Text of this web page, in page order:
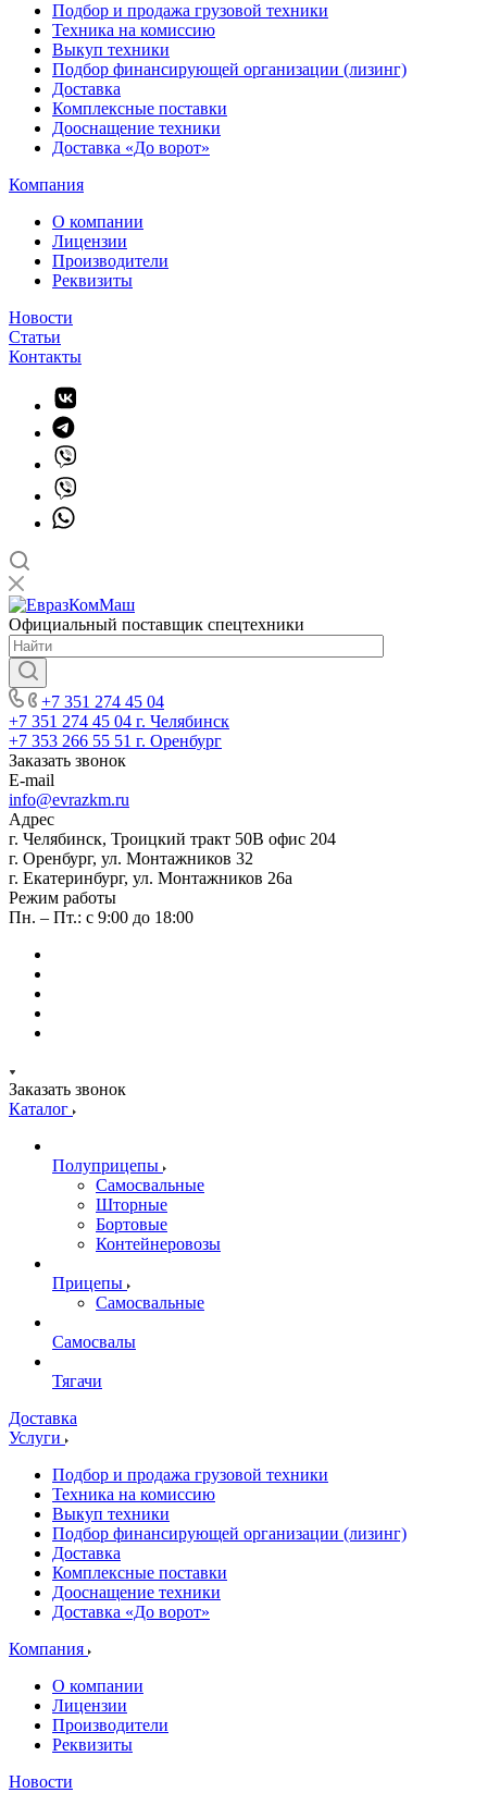
Подбор и продажа грузовой техники
Техника на комиссию
Выкуп техники
Подбор финансирующей организации (лизинг)
Доставка
Комплексные поставки
Дооснащение техники
Доставка «До ворот»
Компания
О компании
Лицензии
Производители
Реквизиты
Новости
Статьи
Контакты
Официальный поставщик спецтехники
+7 351 274 45 04
+7 351 274 45 04 г. Челябинск
+7 353 266 55 51 г. Оренбург
Заказать звонок
E-mail
info@evrazkm.ru
Адрес
г. Челябинск, Троицкий тракт 50В офис 204
г. Оренбург, ул. Монтажников 32
г. Екатеринбург, ул. Монтажников 26а
Режим работы
Пн. – Пт.: с 9:00 до 18:00
Заказать звонок
Каталог
Полуприцепы
Самосвальные
Шторные
Бортовые
Контейнеровозы
Прицепы
Самосвальные
Самосвалы
Тягачи
Доставка
Услуги
Подбор и продажа грузовой техники
Техника на комиссию
Выкуп техники
Подбор финансирующей организации (лизинг)
Доставка
Комплексные поставки
Дооснащение техники
Доставка «До ворот»
Компания
О компании
Лицензии
Производители
Реквизиты
Новости